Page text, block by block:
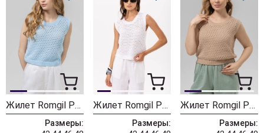
Жилет Romgil РВ0412-ХЛ4 Бледно-голубой
Размеры:
Жилет Romgil РВ0412-ХЛ4 Белый
Размеры:
Жилет Romgil РВ0412-ХЛ4 Бежевый лайт
Размеры: